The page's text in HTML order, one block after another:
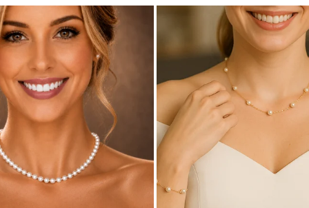
marcă înregistrată în 27 de țări. Toate produsele sunt
însoțită de un certificat de garanție și autenticitate care
din eleganța ta zilnică – o declarație de rafinament și